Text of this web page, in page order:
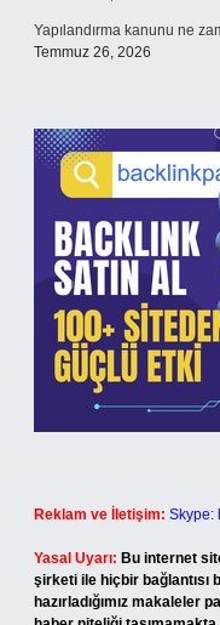
Yapılandırma kanunu ne
Temmuz 26, 2026
Reklam ve İletişim: Skype:
Yasal Uyarı: Bu internet
şirketi ile hiçbir bağlantısı
hazırladığımız makaleler